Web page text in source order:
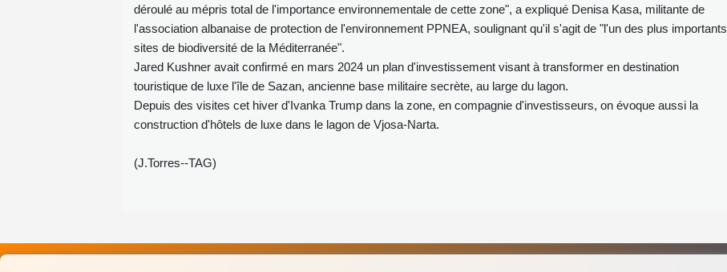
déroulé au mépris total de l'importance environnementale de cette zone", a expliqué Denisa Kasa, militante de
l'association albanaise de protection de l'environnement PPNEA, soulignant qu'il s'agit de "l'un des plus importants
sites de biodiversité de la Méditerranée".
Jared Kushner avait confirmé en mars 2024 un plan d'investissement visant à transformer en destination
touristique de luxe l'île de Sazan, ancienne base militaire secrète, au large du lagon.
Depuis des visites cet hiver d'Ivanka Trump dans la zone, en compagnie d'investisseurs, on évoque aussi la
construction d'hôtels de luxe dans le lagon de Vjosa-Narta.
(J.Torres--TAG)